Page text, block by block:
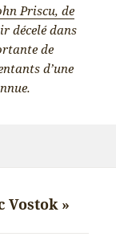
Priscu, de
décelé dans
de
d’une
Vostok »